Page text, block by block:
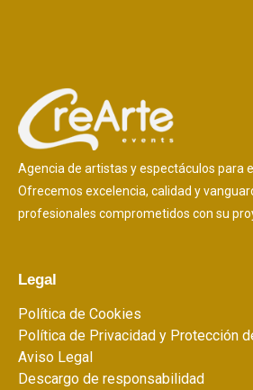
Agencia de artistas y espectáculos para
Ofrecemos excelencia, calidad y
profesionales comprometidos con su
Legal
Política de Cookies
Política de Privacidad y Protección
Aviso Legal
Descargo de responsabilidad